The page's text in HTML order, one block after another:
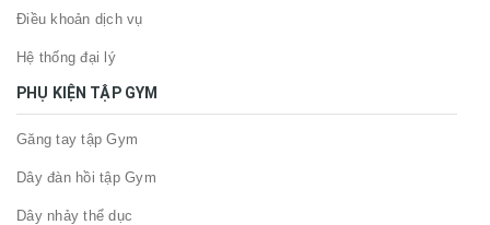
Điều khoản dịch vụ
Hệ thống đại lý
PHỤ KIỆN TẬP GYM
Găng tay tập Gym
Dây đàn hồi tập Gym
Dây nhảy thể dục